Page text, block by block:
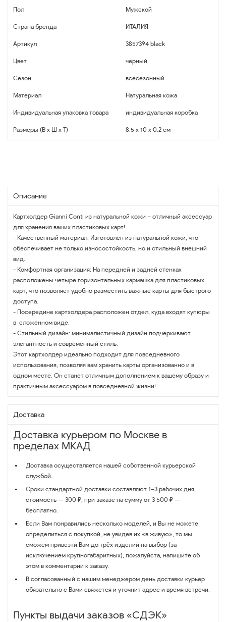
Пол Мужской
Страна бренда ИТАЛИЯ
Артикул 3857394 black
Цвет черный
Сезон всесезонный
Материал Натуральная кожа
Индивидуальная упаковка товара индивидуальная коробка
Размеры (В x Ш x Т) 8.5 x 10 x 0.2 см
Описание
Картхолдер Gianni Conti из натуральной кожи – отличный аксессуар
для хранения ваших пластиковых карт!
- Качественный материал: Изготовлен из натуральной кожи, что
обеспечивает не только износостойкость, но и стильный внешний
вид.
- Комфортная организация: На передней и задней стенках
расположены четыре горизонтальных кармашка для пластиковых
карт, что позволяет удобно разместить важные карты для быстрого
доступа.
- Посередине картхолдера расположен отдел, куда входят купюры
в сложенном виде.
- Стильный дизайн: минималистичный дизайн подчеркивают
элегантность и современный стиль.
Этот картхолдер идеально подходит для повседневного
использования, позволяя вам хранить карты организованно и в
одном месте. Он станет отличным дополнением к вашему образу и
практичным аксессуаром в повседневной жизни!
Доставка
Доставка курьером по Москве в
пределах МКАД
Доставка осуществляется нашей собственной курьерской
службой.
Сроки стандартной доставки составляют 1–3 рабочих дня,
стоимость — 300 ₽, при заказе на сумму от 3 500 ₽ —
бесплатно.
Если Вам понравились несколько моделей, и Вы не можете
определиться с покупкой, не увидев их «в живую», то мы
сможем привезти Вам до трёх изделий на выбор (за
исключением крупногабаритных), пожалуйста, напишите об
этом в комментарии к заказу.
В согласованный с нашим менеджером день доставки курьер
обязательно с Вами свяжется и уточнит адрес и время встречи.
Пункты выдачи заказов «СДЭК»